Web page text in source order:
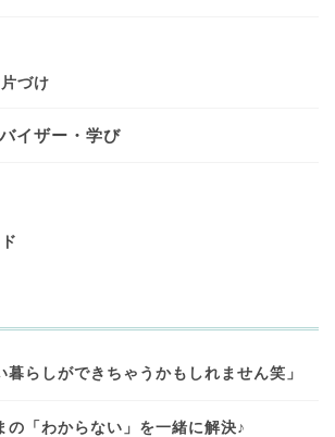
づけ
イザー・学び
暮らしができちゃうかもしれません笑」
の「わからない」を一緒に解決♪